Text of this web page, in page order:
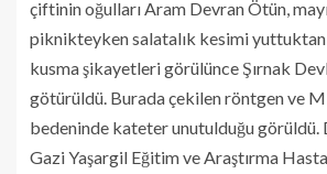
çiftinin oğulları Aram Devran Ötün,
piknikteyken salatalık kesimi
kusma şikayetleri görülünce Şırnak
götürüldü. Burada çekilen röntgen ve
bedeninde kateter unutulduğu görüldü.
Gazi Yaşargil Eğitim ve Araştırma